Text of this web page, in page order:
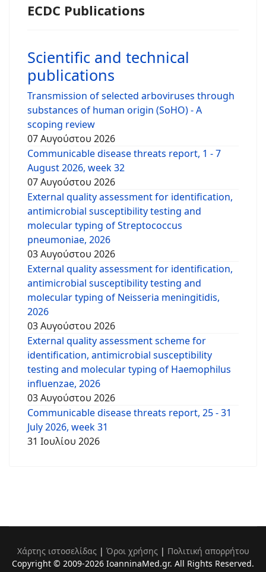
ECDC Publications
Scientific and technical
publications
Transmission of selected arboviruses through
substances of human origin (SoHO) - A
scoping review
07 Αυγούστου 2026
Communicable disease threats report, 1 - 7
August 2026, week 32
07 Αυγούστου 2026
External quality assessment for identification,
antimicrobial susceptibility testing and
molecular typing of Streptococcus
pneumoniae, 2026
03 Αυγούστου 2026
External quality assessment for identification,
antimicrobial susceptibility testing and
molecular typing of Neisseria meningitidis,
2026
03 Αυγούστου 2026
External quality assessment scheme for
identification, antimicrobial susceptibility
testing and molecular typing of Haemophilus
influenzae, 2026
03 Αυγούστου 2026
Communicable disease threats report, 25 - 31
July 2026, week 31
31 Ιουλίου 2026
Χάρτης ιστοσελίδας| Όροι χρήσης| Πολιτική απορρήτου
Copyright © 2009-2026 IoanninaMed.gr. All Rights Reserved.